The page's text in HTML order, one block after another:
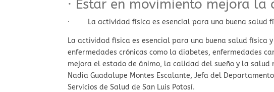
· Estar en movimiento mejora
· La actividad física es esencial para una buena salud
La actividad física es esencial para una buena salud física
enfermedades crónicas como la diabetes, enfermedades
mejora el estado de ánimo, la calidad del sueño y la
Nadia Guadalupe Montes Escalante, Jefa del
Servicios de Salud de San Luis Potosí.